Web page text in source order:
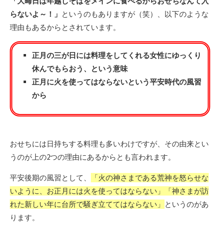
らないよ～！」 というのもありますが（笑）、以下のような
理由もあるからとされています。
正月の三が日には料理をしてくれる女性にゆっくり
休んでもらおう、という意味
正月に火を使ってはならないという平安時代の風習
から
おせちには日持ちする料理も多いわけですが、その由来とい
うのが上の2つの理由にあるからとも言われます。
平安後期の風習として、
「火の神さまである荒神を怒らせな
いように、お正月には火を使ってはならない」「神さまが訪
れた新しい年に台所で騒ぎ立ててはならない」 というのがあ
ります。